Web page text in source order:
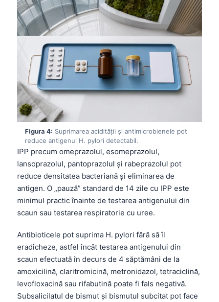
Figura 4: Suprimarea acidității și antimicrobienele pot
reduce antigenul H. pylori detectabil.
IPP precum omeprazolul, esomeprazolul,
lansoprazolul, pantoprazolul și rabeprazolul pot
reduce densitatea bacteriană și eliminarea de
antigen. O „pauză” standard de 14 zile cu IPP este
minimul practic înainte de testarea antigenului din
scaun sau testarea respiratorie cu uree.
Antibioticele pot suprima H. pylori fără să îl
eradicheze, astfel încât testarea antigenului din
scaun efectuată în decurs de 4 săptămâni de la
amoxicilină, claritromicină, metronidazol, tetraciclină,
levofloxacină sau rifabutină poate fi fals negativă.
Subsalicilatul de bismut și bismutul subcitat pot face